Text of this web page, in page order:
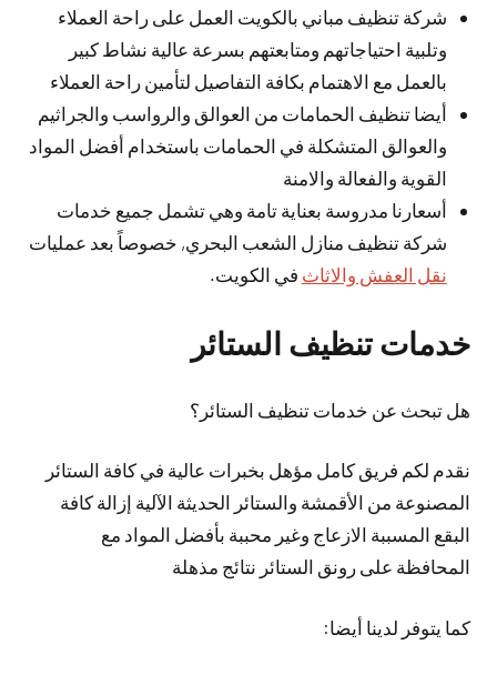
شركة تنظيف مباني بالكويت العمل على راحة العملاء
وتلبية احتياجاتهم ومتابعتهم بسرعة عالية نشاط كبير
بالعمل مع الاهتمام بكافة التفاصيل لتأمين راحة العملاء
أيضا تنظيف الحمامات من العوالق والرواسب والجراثيم
والعوالق المتشكلة في الحمامات باستخدام أفضل المواد
القوية والفعالة والامنة
أسعارنا مدروسة بعناية تامة وهي تشمل جميع خدمات
شركة تنظيف منازل الشعب البحري, خصوصاً بعد عمليات
نقل العفش والاثاث في الكويت.
خدمات تنظيف الستائر
هل تبحث عن خدمات تنظيف الستائر؟
نقدم لكم فريق كامل مؤهل بخبرات عالية في كافة الستائر
المصنوعة من الأقمشة والستائر الحديثة الآلية إزالة كافة
البقع المسببة الازعاج وغير محببة بأفضل المواد مع
المحافظة على رونق الستائر نتائج مذهلة
كما يتوفر لدينا أيضا: